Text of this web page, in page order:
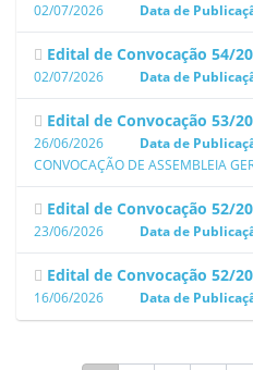
02/07/2026
Data de
Edital de Convocação 54/
02/07/2026
Data de
Edital de Convocação 53/
26/06/2026
Data de
CONVOCAÇÃO DE ASSEMBLEIA
Edital de Convocação 52/
23/06/2026
Data de
Edital de Convocação 52/
16/06/2026
Data de